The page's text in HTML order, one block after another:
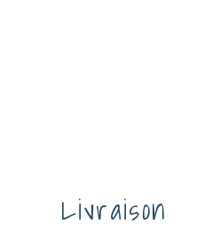
Livraison